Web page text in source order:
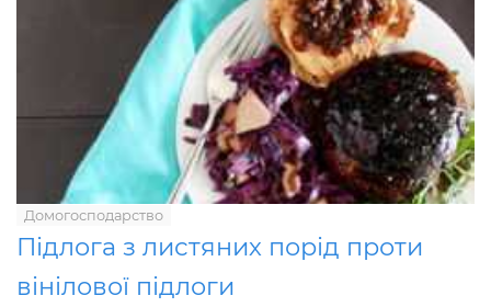
Домогосподарство
Підлога з листяних порід проти
вінілової підлоги